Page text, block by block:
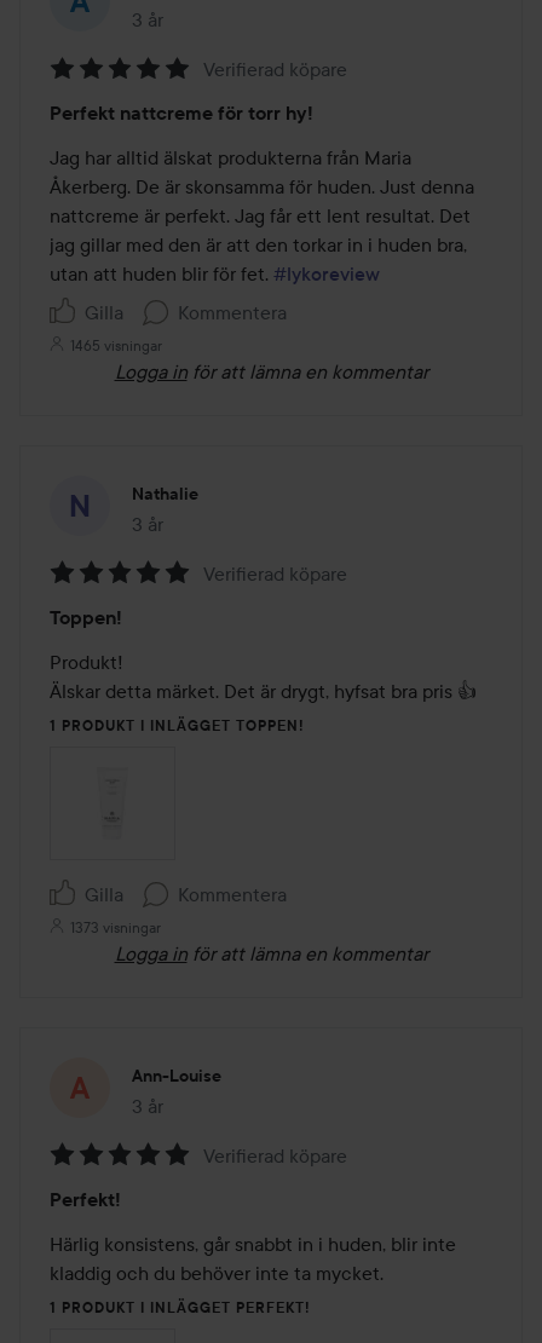
3 år
Inlägget skapades 3 år
5
av
5
Verifierad köpare
Perfekt nattcreme för torr hy!
Jag har alltid älskat produkterna från Maria
Åkerberg. De är skonsamma för huden. Just denna
nattcreme är perfekt. Jag får ett lent resultat. Det
jag gillar med den är att den torkar in i huden bra,
utan att huden blir för fet. #lykoreview
Gilla
Kommentera
1465 visningar
Logga in för att lämna en kommentar
Nathalie
3 år
Inlägget skapades 3 år
5
av
5
Verifierad köpare
Toppen!
Produkt!
Älskar detta märket. Det är drygt, hyfsat bra pris 👍
1 PRODUKT I INLÄGGET TOPPEN!
Gilla Kommentera
1373 visningar
Logga in för att lämna en kommentar
Ann-Louise
3 år
Inlägget skapades 3 år
5
av
5
Verifierad köpare
Perfekt!
Härlig konsistens, går snabbt in i huden, blir inte
kladdig och du behöver inte ta mycket.
1 PRODUKT I INLÄGGET PERFEKT!